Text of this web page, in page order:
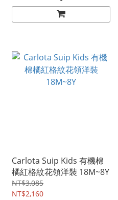
Carlota Suip Kids 有機棉
橘紅格紋花領洋裝 18M~8Y
NT$3,085
NT$2,160